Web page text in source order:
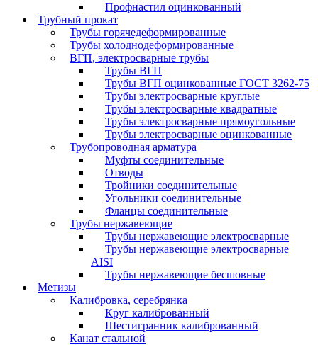
Профнастил оцинкованный
Трубный прокат
Трубы горячедеформированные
Трубы холоднодеформированные
ВГП, электросварные трубы
Трубы ВГП
Трубы ВГП оцинкованные ГОСТ 3262-75
Трубы электросварные круглые
Трубы электросварные квадратные
Трубы электросварные прямоугольные
Трубы электросварные оцинкованные
Трубопроводная арматура
Муфты соединительные
Отводы
Тройники соединительные
Угольники соединительные
Фланцы соединительные
Трубы нержавеющие
Трубы нержавеющие электросварные
Трубы нержавеющие электросварные
AISI
Трубы нержавеющие бесшовные
Метизы
Калибровка, серебрянка
Круг калиброванный
Шестигранник калиброванный
Канат стальной